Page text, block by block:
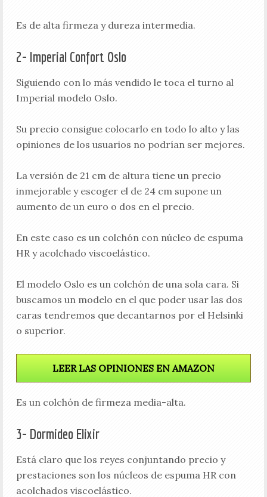
Es de alta firmeza y dureza intermedia.
2- Imperial Confort Oslo
Siguiendo con lo más vendido le toca el turno al
Imperial modelo Oslo.
Su precio consigue colocarlo en todo lo alto y las
opiniones de los usuarios no podrían ser mejores.
La versión de 21 cm de altura tiene un precio
inmejorable y escoger el de 24 cm supone un
aumento de un euro o dos en el precio.
En este caso es un colchón con núcleo de espuma
HR y acolchado viscoelástico.
El modelo Oslo es un colchón de una sola cara. Si
buscamos un modelo en el que poder usar las dos
caras tendremos que decantarnos por el Helsinki
o superior.
LEER LAS OPINIONES EN AMAZON
Es un colchón de firmeza media-alta.
3- Dormideo Elixir
Está claro que los reyes conjuntando precio y
prestaciones son los núcleos de espuma HR con
acolchados viscoelástico.